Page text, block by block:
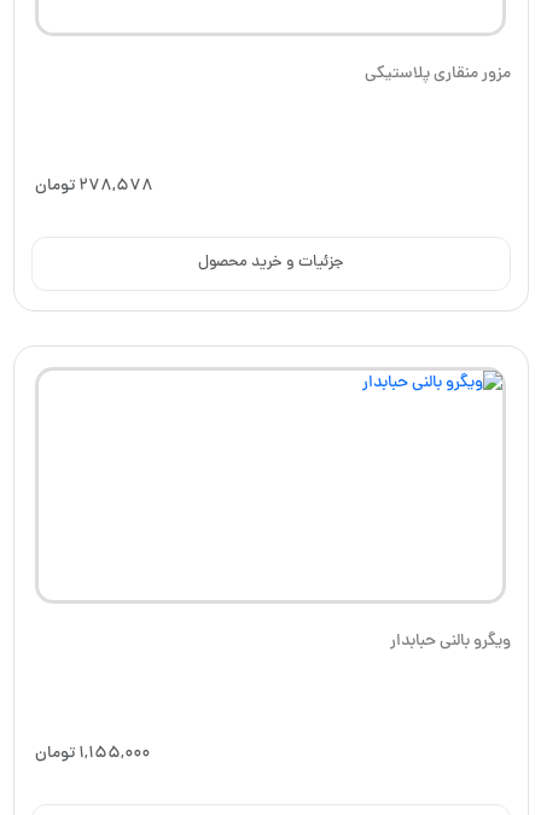
مزور منقاری پلاستیکی
278,578تومان
جزئیات و خرید محصول
ویگرو بالنی حبابدار
1,155,000تومان